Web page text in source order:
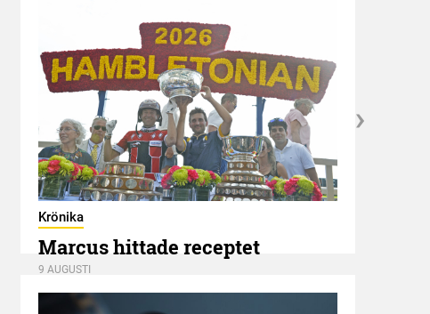
Krönika
Marcus hittade receptet
9 AUGUSTI